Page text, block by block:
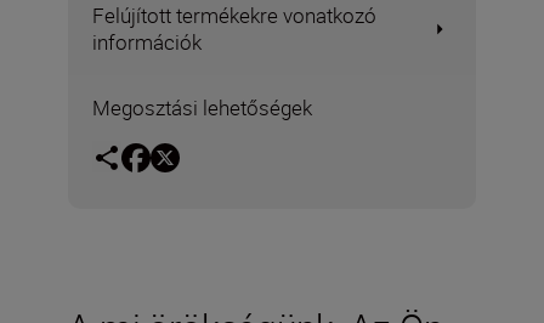
Felújított termékekre vonatkozó
információk
Megosztási lehetőségek